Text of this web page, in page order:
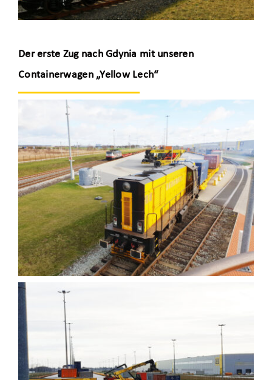
Der erste Zug nach Gdynia mit unseren
Containerwagen „Yellow Lech“